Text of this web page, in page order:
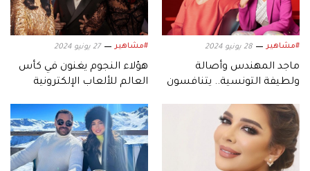
#مشاهير 28 يونيو 2024
ماجد المهندس وأصالة
ولطيفة التونسية.. يتنافسون
#مشاهير 27 يونيو 2024
هؤلاء النجوم يغنون في كأس
العالم للألعاب الإلكترونية